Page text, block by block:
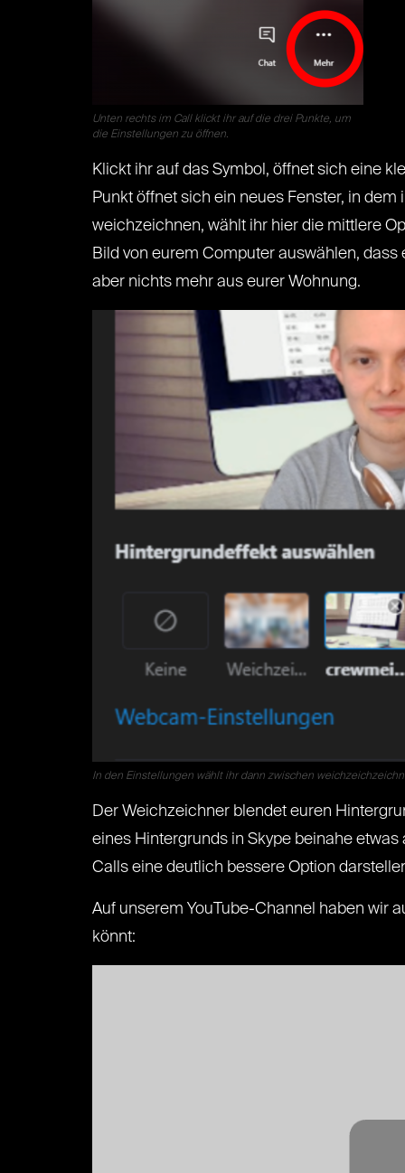
Unten rechts im Call klickt ihr auf die drei Punkte, um
die Einstellungen zu öffnen.
Klickt ihr auf das Symbol, öffnet sich eine
Punkt öffnet sich ein neues Fenster, in
weichzeichnen, wählt ihr hier die mittlere
Bild von eurem Computer auswählen,
aber nichts mehr aus eurer Wohnung.
In den Einstellungen wählt ihr dann zwischen
Der Weichzeichner blendet euren
eines Hintergrunds in Skype beinahe
Calls eine deutlich bessere Option
Auf unserem YouTube-Channel haben wir
könnt: